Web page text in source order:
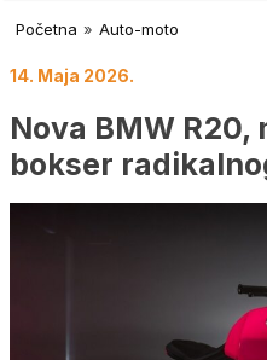
Početna » Auto-moto
14. Maja 2026.
Nova BMW
bokser